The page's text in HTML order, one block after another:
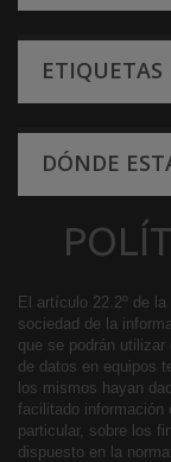
ETIQUETAS
DÓNDE
El artículo 22.2º de
sociedad de la
que se podrán
de datos en equipos
los mismos hayan
facilitado información
particular, sobre los
dispuesto en la